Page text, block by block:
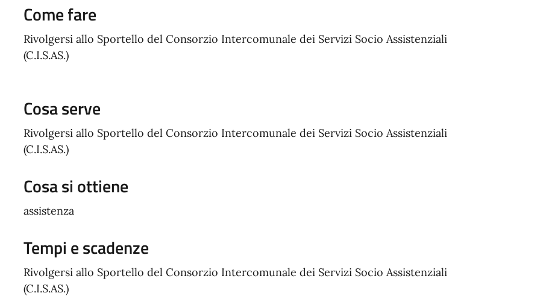
Come fare
Rivolgersi allo Sportello del Consorzio Intercomunale dei Servizi Socio Assistenziali
(C.I.S.AS.)
Cosa serve
Rivolgersi allo Sportello del Consorzio Intercomunale dei Servizi Socio Assistenziali
(C.I.S.AS.)
Cosa si ottiene
assistenza
Tempi e scadenze
Rivolgersi allo Sportello del Consorzio Intercomunale dei Servizi Socio Assistenziali
(C.I.S.AS.)